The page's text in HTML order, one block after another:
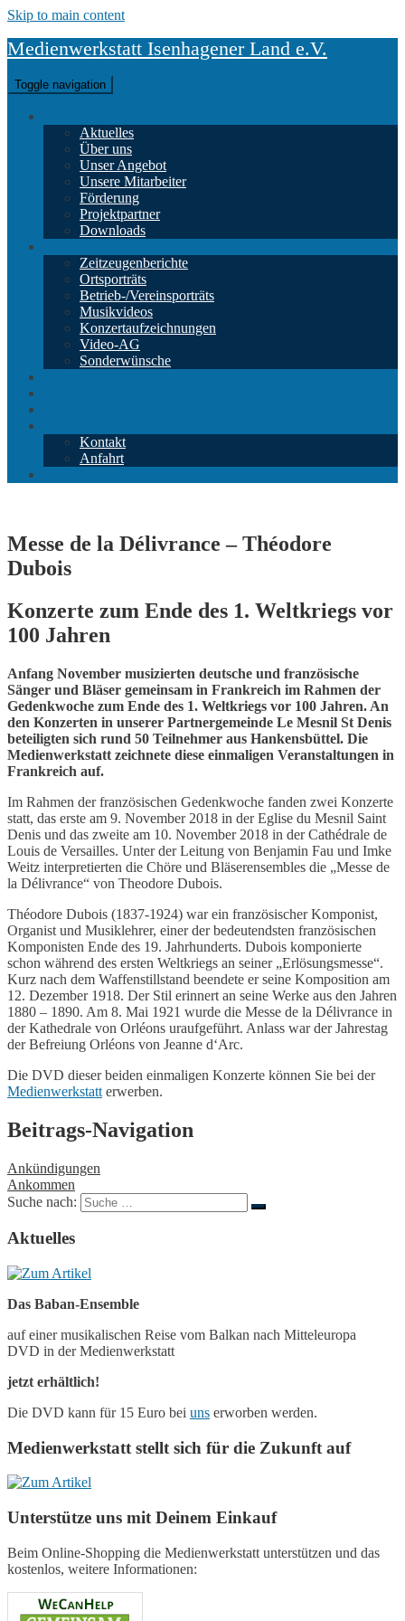
Skip to main content
Medienwerkstatt Isenhagener Land e.V.
Toggle navigation
Aktuelles
Über uns
Unser Angebot
Unsere Mitarbeiter
Förderung
Projektpartner
Downloads
Zeitzeugenberichte
Ortsporträts
Betrieb-/Vereinsporträts
Musikvideos
Konzertaufzeichnungen
Video-AG
Sonderwünsche
Kontakt
Anfahrt
Messe de la Délivrance – Théodore
Dubois
Konzerte zum Ende des 1. Weltkriegs vor
100 Jahren
Anfang November musizierten deutsche und französische
Sänger und Bläser gemeinsam in Frankreich im Rahmen der
Gedenkwoche zum Ende des 1. Weltkriegs vor 100 Jahren. An
den Konzerten in unserer Partnergemeinde Le Mesnil St Denis
beteiligten sich rund 50 Teilnehmer aus Hankensbüttel. Die
Medienwerkstatt zeichnete diese einmaligen Veranstaltungen in
Frankreich auf.
Im Rahmen der französischen Gedenkwoche fanden zwei Konzerte
statt, das erste am 9. November 2018 in der Eglise du Mesnil Saint
Denis und das zweite am 10. November 2018 in der Cathédrale de
Louis de Versailles. Unter der Leitung von Benjamin Fau und Imke
Weitz interpretierten die Chöre und Bläserensembles die „Messe de
la Délivrance“ von Theodore Dubois.
Théodore Dubois (1837-1924) war ein französischer Komponist,
Organist und Musiklehrer, einer der bedeutendsten französischen
Komponisten Ende des 19. Jahrhunderts. Dubois komponierte
schon während des ersten Weltkriegs an seiner „Erlösungsmesse“.
Kurz nach dem Waffenstillstand beendete er seine Komposition am
12. Dezember 1918. Der Stil erinnert an seine Werke aus den Jahren
1880 – 1890. Am 8. Mai 1921 wurde die Messe de la Délivrance in
der Kathedrale von Orléons uraufgeführt. Anlass war der Jahrestag
der Befreiung Orléons von Jeanne d‘Arc.
Die DVD dieser beiden einmaligen Konzerte können Sie bei der
Medienwerkstatt erwerben.
Beitrags-Navigation
Ankündigungen
Ankommen
Suche nach:
Aktuelles
Das Baban-Ensemble
auf einer musikalischen Reise vom Balkan nach Mitteleuropa
DVD in der Medienwerkstatt
jetzt erhältlich!
Die DVD kann für 15 Euro bei uns erworben werden.
Medienwerkstatt stellt sich für die Zukunft auf
Unterstütze uns mit Deinem Einkauf
Beim Online-Shopping die Medienwerkstatt unterstützen und das
kostenlos, weitere Informationen: